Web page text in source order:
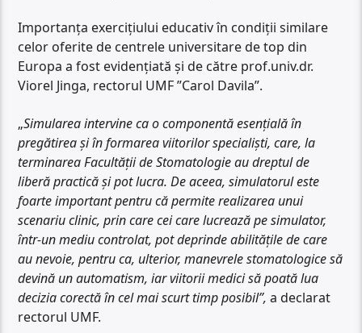
Importanța exercițiului educativ în condiții similare
celor oferite de centrele universitare de top din
Europa a fost evidențiată și de către prof.univ.dr.
Viorel Jinga, rectorul UMF ”Carol Davila”.
„Simularea intervine ca o componentă esențială în
pregătirea și în formarea viitorilor specialiști, care, la
terminarea Facultății de Stomatologie au dreptul de
liberă practică și pot lucra. De aceea, simulatorul este
foarte important pentru că permite realizarea unui
scenariu clinic, prin care cei care lucrează pe simulator,
într-un mediu controlat, pot deprinde abilitățile de care
au nevoie, pentru ca, ulterior, manevrele stomatologice să
devină un automatism, iar viitorii medici să poată lua
decizia corectă în cel mai scurt timp posibil”, a declarat
rectorul UMF.